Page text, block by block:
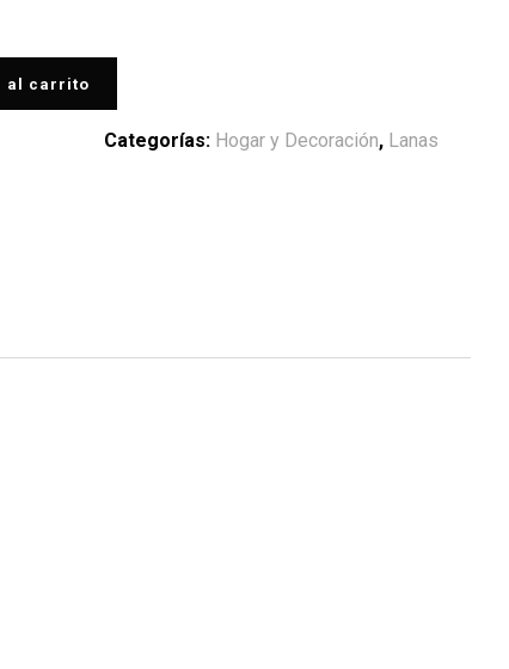
al carrito
Categorías: Hogar y Decoración, Lanas